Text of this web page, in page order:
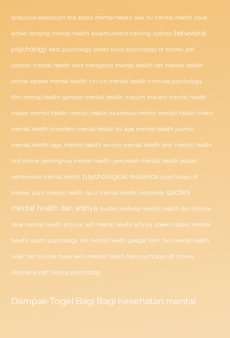
analytical exposition text about mental health apa itu mental health issue
artikel tentang mental health assertiveness training sydney behavioral
psychology best psychology books buku psychology of money pdf
caption mental health cara mengatasi mental health cek mental health
online cerpen mental health ciri ciri mental health criminal psychology
film mental health gambar mental health macam macam mental health
materi mental health mental health awareness month mental health check
mental health disorders mental health itu apa mental health journal
mental health logo mental health service mental health test mental health
test online pentingnya mental health penyebab mental health adalah
pertanyaan mental health psychological resilience psychology of
money puisi mental health quiz mental health indonesia quotes
mental health dan artinya quotes tentang mental health dan artinya
save mental health artinya self mental health artinya speech about mental
health sports psychology tes mental health google form tes mental health
unair tes trauma masa kecil mental health the psychology of money
indonesia pdf trading psychology
Dampak Togel Bagi Bagi Kesehatan mental